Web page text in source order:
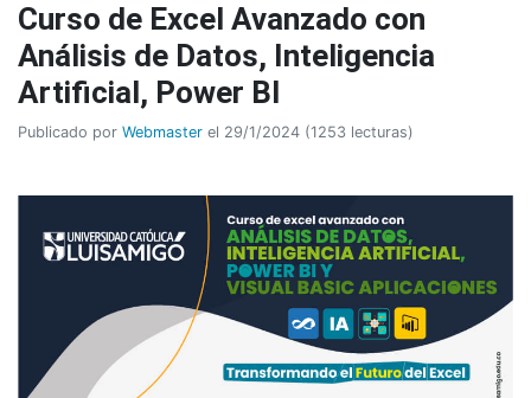
Curso de Excel Avanzado con
Análisis de Datos, Inteligencia
Artificial, Power BI
Publicado por Webmaster el 29/1/2024 (1253 lecturas)